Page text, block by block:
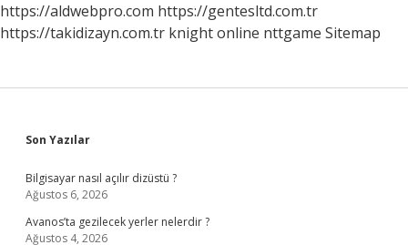
https://aldwebpro.com https://gentesltd.com.tr
https://takidizayn.com.tr knight online nttgame Sitemap
Sidebar
Son Yazılar
Bilgisayar nasıl açılır dizüstü ?
Ağustos 6, 2026
Avanos’ta gezilecek yerler nelerdir ?
Ağustos 4, 2026